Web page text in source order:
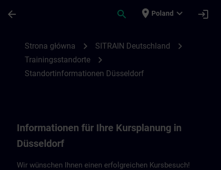
arrow_back search place Poland expand_more login
Strona główna chevron_right SITRAIN Deutschland chevron_right
Trainingsstandorte chevron_right
Standortinformationen Düsseldorf
Informationen für Ihre Kursplanung in
Düsseldorf
Wir wünschen Ihnen einen erfolgreichen Kursbesuch!